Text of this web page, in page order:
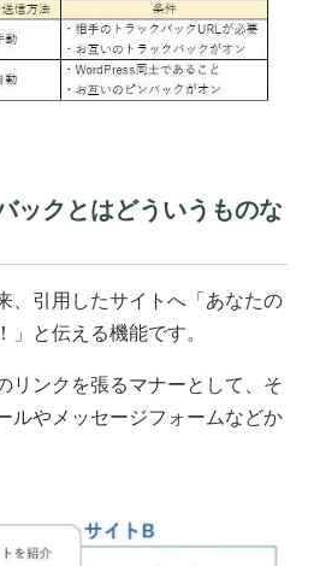
ックとはどういうものな
、引用したサイトへ「あなたの
」と伝える機能です。
リンクを張るマナーとして、そ
ルやメッセージフォームなどか